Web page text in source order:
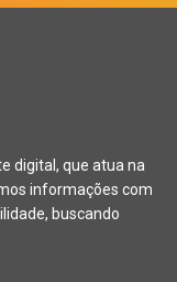
digital, que atua na
informações com
buscando